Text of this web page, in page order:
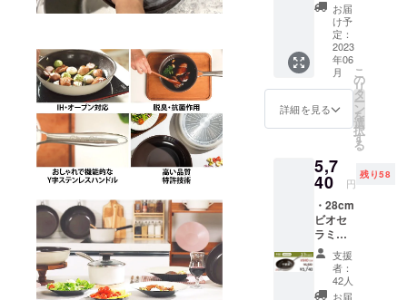
消費税
込み）
となり
ます。
※商品の
色合い
は、PC
の画面
て見え
ること
がござ
いま
す。 ※
商品の
仕様に
若干変
更が加
わる場
・国内
配送料
※お届け
は6月末
頃を予
定して
おりま
す。 ※
一般販
売予定
料・消
費税込
み）
6,280円
から
13％円
OFFの
5,490円
(送料・
消費税
お届
け予
定：
2023
年06
月
詳細を見る
こ
の
リ
タ
ー
ン
を
選
択
す
る
5,7
40 円
残り58
・28cm
ビオセ
ラミッ
ク・中
華鍋 1
個 ・国
内配送
支援
者：
42人
お届